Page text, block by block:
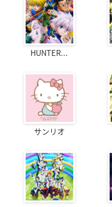
HUNTER...
サンリオ